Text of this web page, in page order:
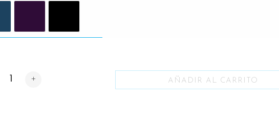
AÑADIR AL CARRITO